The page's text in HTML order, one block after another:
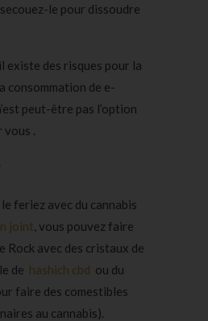
le pour dissoudre
existe des risques pour la
consommation de e-
peut-être pas l’option
vous .
feriez avec du cannabis
joint, vous pouvez faire
Rock avec des cristaux de
de hashich cbd ou du
faire des comestibles
au cannabis).